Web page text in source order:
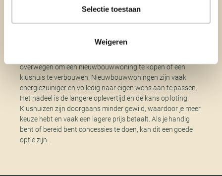
Selectie toestaan
Weigeren
6. Denk na over nieuwbouw of
overwegen om een nieuwbouwwoning te kopen of een
klushuis te verbouwen. Nieuwbouwwoningen zijn vaak
energiezuiniger en volledig naar eigen wens aan te passen.
Het nadeel is de langere oplevertijd en de kans op loting.
Klushuizen zijn doorgaans minder gewild, waardoor je meer
keuze hebt en vaak een lagere prijs betaalt. Als je handig
bent of bereid bent concessies te doen, kan dit een goede
optie zijn.